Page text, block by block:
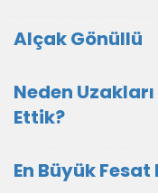
Alçak Gönüllü
Neden Uzakları
Ettik?
En Büyük Fesat